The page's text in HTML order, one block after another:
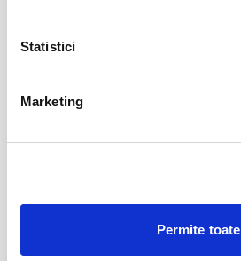
Statistici
Marketing
Permite toate
BILETE